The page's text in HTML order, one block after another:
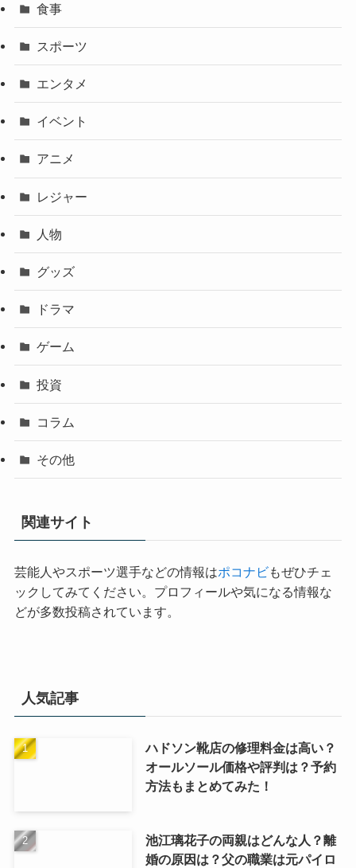
食事
スポーツ
エンタメ
イベント
アニメ
レジャー
人物
グッズ
ドラマ
ゲーム
投資
コラム
その他
関連サイト
芸能人やスポーツ選手などの情報はポコナビもぜひチェ
ックしてみてください。プロフィールや気になる情報な
どが多数投稿されています。
人気記事
ハドソン靴店の修理料金は高い？
オールソール価格や評判は？予約
方法もまとめてみた！
池江璃花子の両親はどんな人？離
婚の原因は？父の職業は元パイロ